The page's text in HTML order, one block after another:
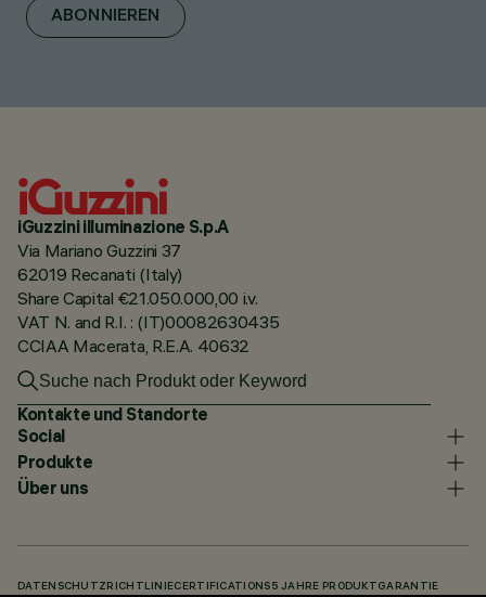
ABONNIEREN
iGuzzini illuminazione S.p.A
Via Mariano Guzzini 37
62019 Recanati (Italy)
Share Capital €21.050.000,00 i.v.
VAT N. and R.I. : (IT)00082630435
CCIAA Macerata, R.E.A. 40632
Kontakte und Standorte
Social
Produkte
Über uns
DATENSCHUTZRICHTLINIECERTIFICATIONS 5 JAHRE PRODUKTGARANTIE